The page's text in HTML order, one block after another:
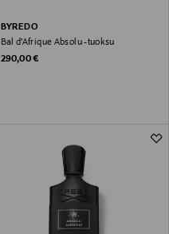
BYREDO
Bal d'Afrique Absolu -tuoksu
Original Price
290,00 €